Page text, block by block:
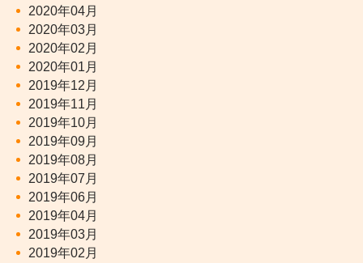
2020年04月
2020年03月
2020年02月
2020年01月
2019年12月
2019年11月
2019年10月
2019年09月
2019年08月
2019年07月
2019年06月
2019年04月
2019年03月
2019年02月